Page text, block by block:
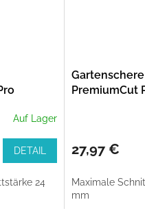
Auf Lager
DETAIL
24
Gartenschere
PremiumCut
27,97 €
Maximale
mm